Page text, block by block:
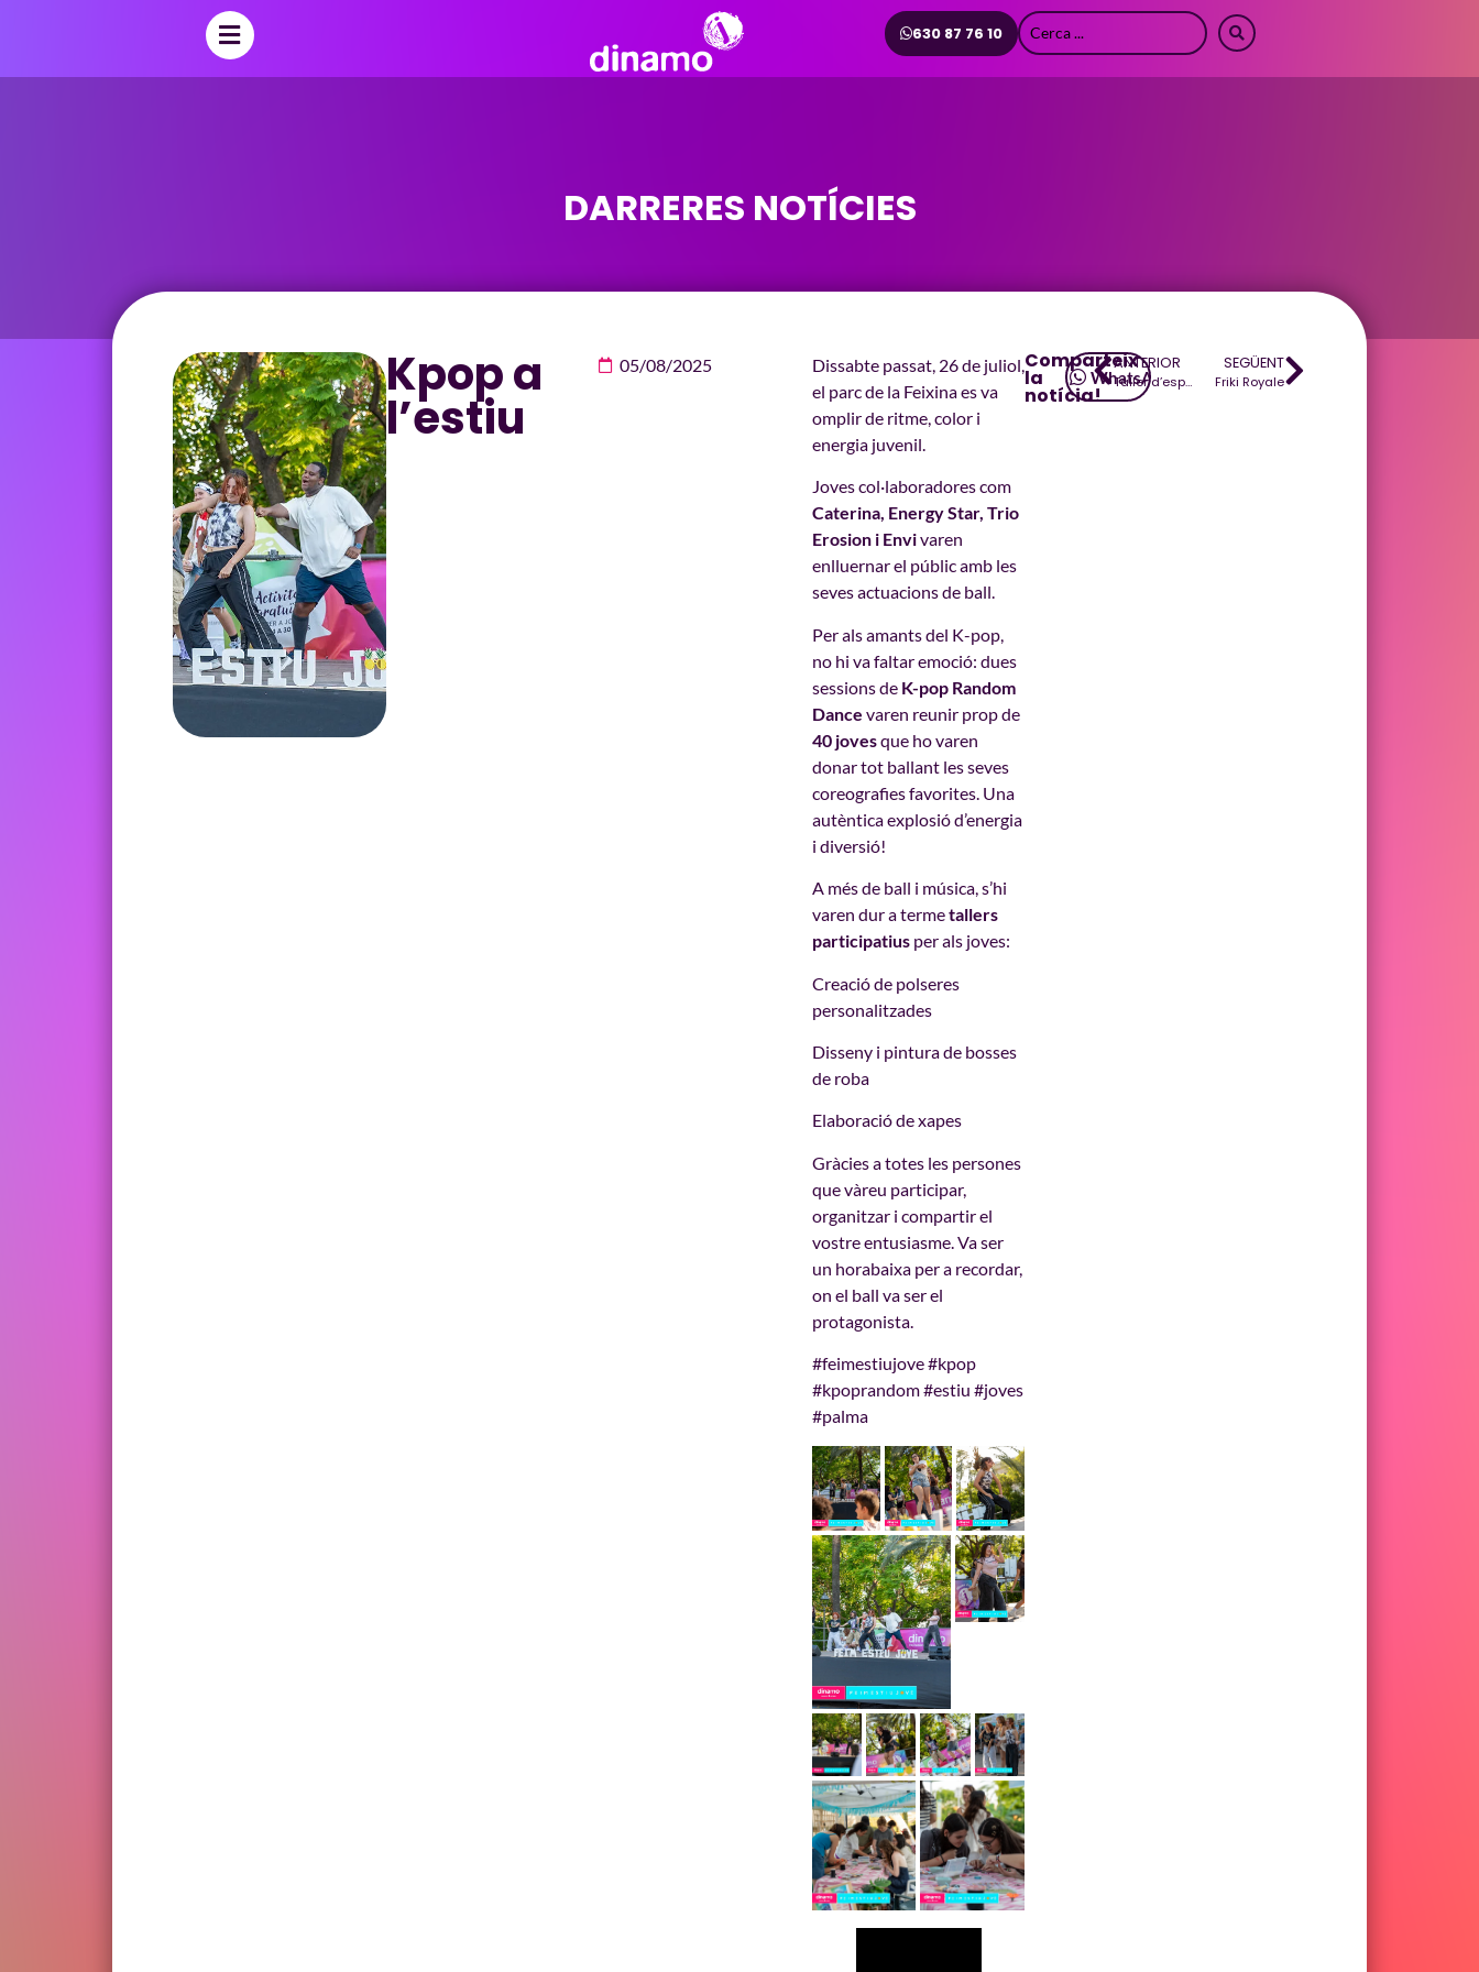
630 87 76 10
DARRERES NOTÍCIES
Kpop a
l’estiu
05/08/2025
Dissabte passat, 26 de juliol,
el parc de la Feixina es va
omplir de ritme, color i
energia juvenil.
Joves col·laboradores com
Caterina, Energy Star, Trio
Erosion i Envivaren
enlluernar el públic amb les
seves actuacions de ball.
Per als amants del K-pop,
no hi va faltar emoció: dues
sessions de K-pop Random
Dance varen reunir prop de
40 jovesque ho varen
donar tot ballant les seves
coreografies favorites. Una
autèntica explosió d’energia
i diversió!
A més de ball i música, s’hi
varen dur a termetallers
participatiusper als joves:
Creació de polseres
personalitzades
Disseny i pintura de bosses
de roba
Elaboració de xapes
Gràcies a totes les persones
que vàreu participar,
organitzar i compartir el
vostre entusiasme. Va ser
un horabaixa per a recordar,
on el ball va ser el
protagonista.
#feimestiujove #kpop
#kpoprandom #estiu #joves
#palma
Comparteix
la
notícia!
WhatsApp
ANTERIOR
Taller d’espases amb Shamousito
SEGÜENT
Friki Royale